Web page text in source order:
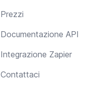
Prezzi
Documentazione API
Integrazione Zapier
Contattaci